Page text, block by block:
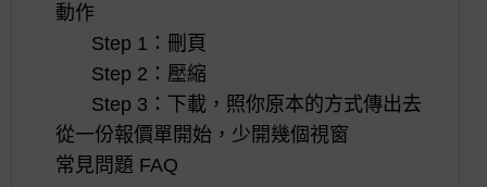
動作
Step 1：刪頁
Step 2：壓縮
Step 3：下載，照你原本的方式傳出去
從一份報價單開始，少開幾個視窗
常見問題 FAQ